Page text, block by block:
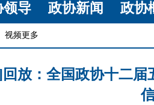
领导 政协新闻 政协
视频更多
放：全国政协十二